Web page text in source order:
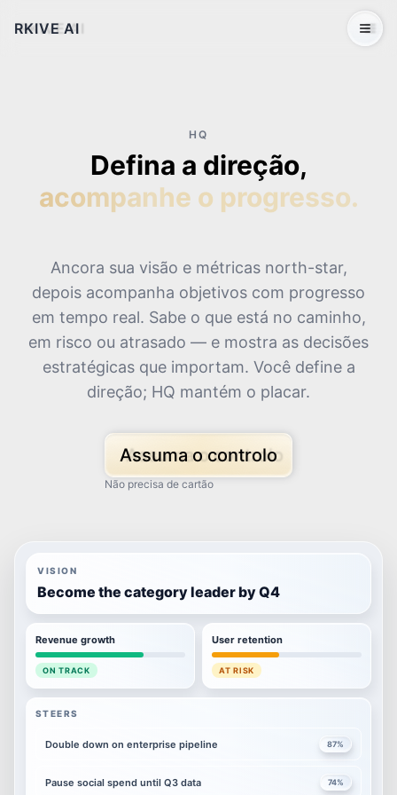
RKIVE AI
HQ
Defina a direção,
acompanhe o progresso.
Ancora sua visão e métricas north-star,
depois acompanha objetivos com progresso
em tempo real. Sabe o que está no caminho,
em risco ou atrasado — e mostra as decisões
estratégicas que importam. Você define a
direção; HQ mantém o placar.
Assuma o controlo
Não precisa de cartão
VISION
Become the category leader by Q4
Revenue growth
ON TRACK
User retention
AT RISK
STEERS
Double down on enterprise pipeline 87%
Pause social spend until Q3 data 74%